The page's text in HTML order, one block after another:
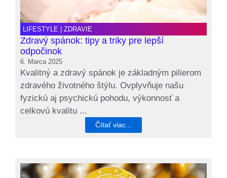
LIFESTYLE ZDRAVIE
Zdravý spánok: tipy a triky pre lepší
odpočinok
6. Marca 2025
Kvalitný a zdravý spánok je základným pilierom
zdravého životného štýlu. Ovplyvňuje našu
fyzickú aj psychickú pohodu, výkonnosť a
celkovú kvalitu ...
Čítať viac...